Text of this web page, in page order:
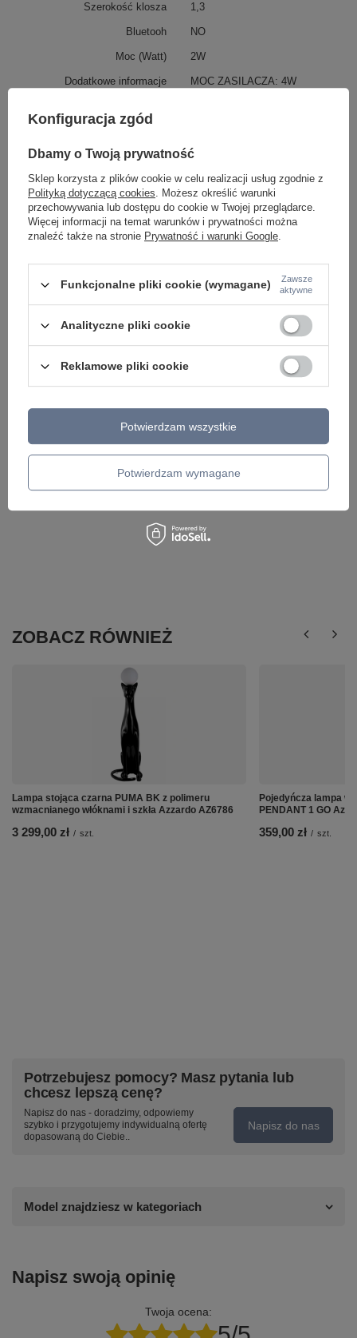
produkt na terenie UE
Szerokość klosza 1,3
Bluetooh NO
Moc (Watt) 2W
Dodatkowe informacje MOC ZASILACZA: 4W
Z tej samej serii:
ZOBACZ RÓWNIEŻ
Lampa stojąca czarna PUMA BK z polimeru
wzmacnianego włóknami i szkła Azzardo AZ6786
3 299,00 zł / szt.
Pojedyńcza lampa
PENDANT 1 GO
359,00 zł / szt.
Potrzebujesz pomocy? Masz pytania lub
chcesz lepszą cenę?
Napisz do nas - doradzimy, odpowiemy
szybko i przygotujemy indywidualną ofertę
dopasowaną do Ciebie..
Napisz do nas
Model znajdziesz w kategoriach
Napisz swoją opinię
Twoja ocena:
Konfiguracja zgód
Dbamy o Twoją prywatność
Sklep korzysta z plików cookie w celu realizacji usług zgodnie z
Polityką dotyczącą cookies. Możesz określić warunki
przechowywania lub dostępu do cookie w Twojej przeglądarce.
Więcej informacji na temat warunków i prywatności można
znaleźć także na stronie Prywatność i warunki Google.
Funkcjonalne pliki cookie (wymagane)
Zawsze
aktywne
Analityczne pliki cookie
Reklamowe pliki cookie
Potwierdzam wymagane
Potwierdzam wszystkie